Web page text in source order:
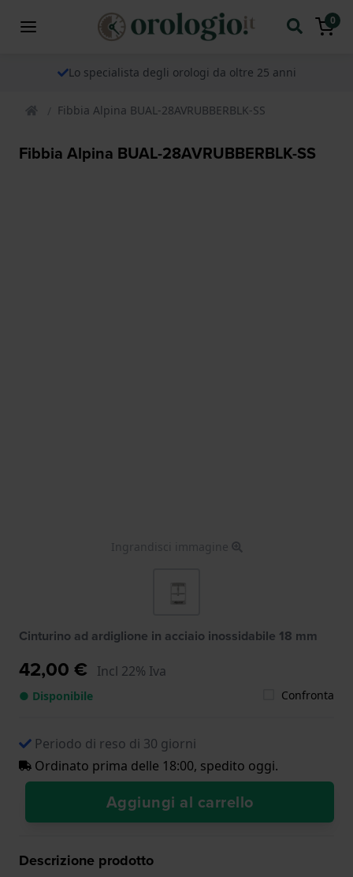
0
Lo specialista degli orologi da oltre 25 anni
Fibbia Alpina BUAL-28AVRUBBERBLK-SS
Fibbia Alpina BUAL-28AVRUBBERBLK-SS
Ingrandisci immagine
Cinturino ad ardiglione in acciaio inossidabile 18 mm
42,00 € Incl 22% Iva
● Disponibile Confronta
Periodo di reso di 30 giorni
Ordinato prima delle 18:00, spedito oggi.
Aggiungi al carrello
Descrizione prodotto